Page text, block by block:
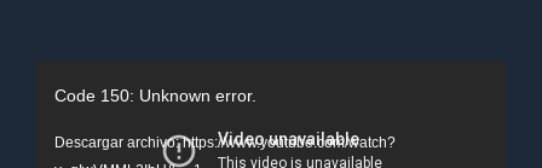
Code 150: Unknown error.
Descargar archivo: https://www.youtube.com/watch?